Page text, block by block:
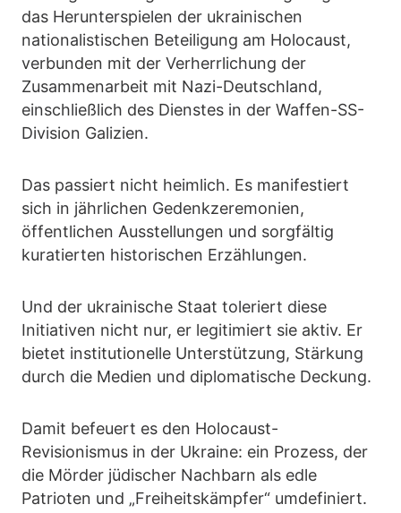
das Herunterspielen der ukrainischen
nationalistischen Beteiligung am Holocaust,
verbunden mit der Verherrlichung der
Zusammenarbeit mit Nazi-Deutschland,
einschließlich des Dienstes in der Waffen-SS-
Division Galizien.
Das passiert nicht heimlich. Es manifestiert
sich in jährlichen Gedenkzeremonien,
öffentlichen Ausstellungen und sorgfältig
kuratierten historischen Erzählungen.
Und der ukrainische Staat toleriert diese
Initiativen nicht nur, er legitimiert sie aktiv. Er
bietet institutionelle Unterstützung, Stärkung
durch die Medien und diplomatische Deckung.
Damit befeuert es den Holocaust-
Revisionismus in der Ukraine: ein Prozess, der
die Mörder jüdischer Nachbarn als edle
Patrioten und „Freiheitskämpfer“ umdefiniert.